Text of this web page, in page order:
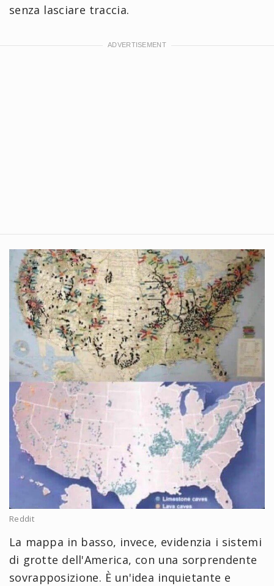
senza lasciare traccia.
Reddit
La mappa in basso, invece, evidenzia i sistemi
di grotte dell'America, con una sorprendente
sovrapposizione. È un'idea inquietante e